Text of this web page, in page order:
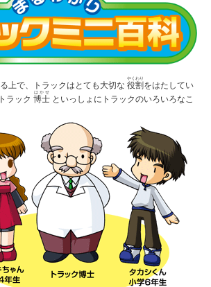
上で、トラックはとても大切な 役割
やくわり
をはたしてい
ラック 博士
はかせ
といっしょにトラックのいろいろなこ